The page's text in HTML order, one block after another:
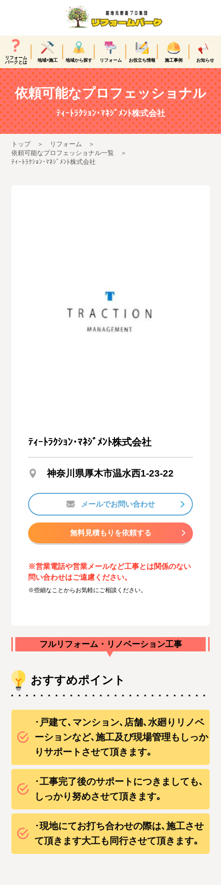
リフォーム
パークとは
地域×施工 地域から探す リフォーム お役立ち情報 施工事例 お知らせ
依頼可能なプロフェッショナル
ﾃｨｰﾄﾗｸｼｮﾝ･ﾏﾈｼﾞﾒﾝﾄ株式会社
トップ
リフォーム
依頼可能なプロフェッショナル一覧
ﾃｨｰﾄﾗｸｼｮﾝ･ﾏﾈｼﾞﾒﾝﾄ株式会社
ﾃｨｰﾄﾗｸｼｮﾝ･ﾏﾈｼﾞﾒﾝﾄ株式会社
神奈川県厚木市温水西1-23-22
メールでお問い合わせ
無料見積もりを依頼する
※営業電話や営業メールなど工事とは関係のない
問い合わせはご遠慮ください。
※些細なことからお気軽にご相談ください。
フルリフォーム・リノベーション工事
おすすめポイント
･戸建て､マンション､店舗､水廻りリノベ
ーションなど､施工及び現場管理もしっか
りサポートさせて頂きます｡
･工事完了後のサポートにつきましても､
しっかり努めさせて頂きます｡
･現地にてお打ち合わせの際は､施工させ
て頂きます大工も同行させて頂きます｡